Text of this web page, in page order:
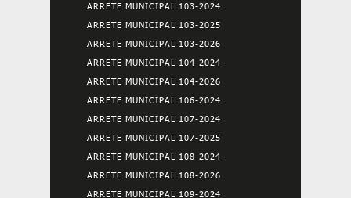
ARRETE MUNICIPAL 103-2024
ARRETE MUNICIPAL 103-2025
ARRETE MUNICIPAL 103-2026
ARRETE MUNICIPAL 104-2024
ARRETE MUNICIPAL 104-2026
ARRETE MUNICIPAL 106-2024
ARRETE MUNICIPAL 107-2024
ARRETE MUNICIPAL 107-2025
ARRETE MUNICIPAL 108-2024
ARRETE MUNICIPAL 108-2026
ARRETE MUNICIPAL 109-2024